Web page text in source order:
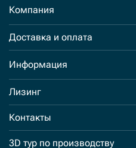
Компания
Доставка и оплата
Информация
Лизинг
Контакты
3D тур по производству